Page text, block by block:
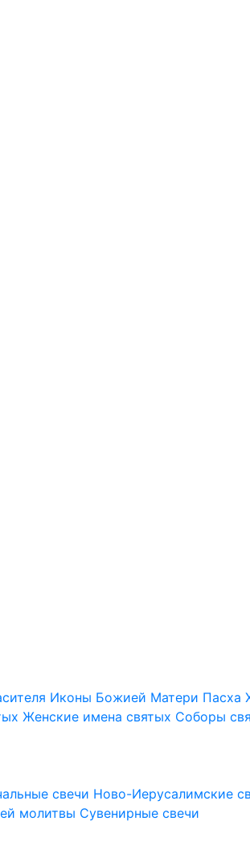
Иконы Божией Матери Пасха
Женские имена святых Соборы
свечи Ново-Иерусалимские
молитвы Сувенирные свечи